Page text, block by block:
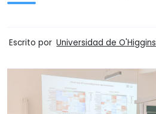
Escrito por Universidad de O'Higgins